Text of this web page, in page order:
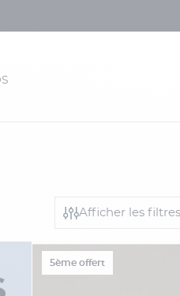
Afficher les filtres
5ème offert